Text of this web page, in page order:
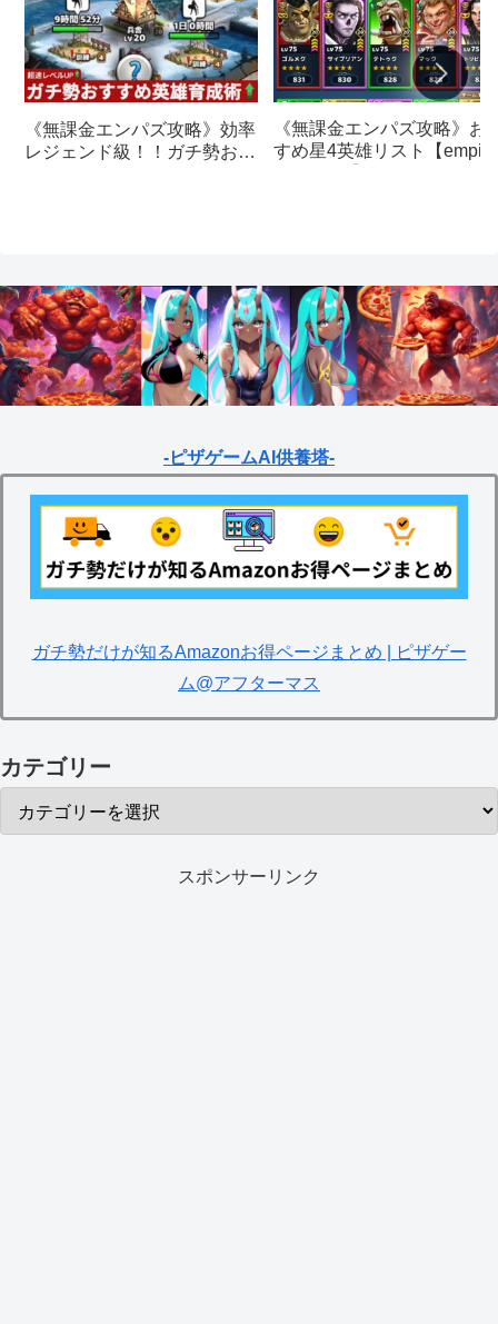
《無課金エンパズ攻略》効率
レジェンド級！！ガチ勢おす
《無課金エンパズ攻略》お
すめ星4英雄リスト【
-ピザゲームAI供養塔-
ガチ勢だけが知るAmazonお得ページまとめ | ピザゲー
ム@アフターマス
カテゴリー
スポンサーリンク